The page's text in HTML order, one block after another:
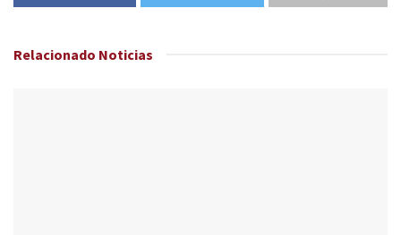
Relacionado Noticias